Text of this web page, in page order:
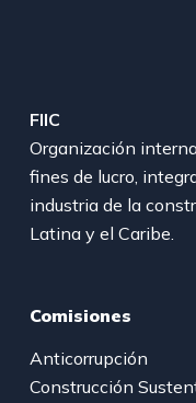
FIIC
Organización
fines de lucro,
industria de la
Latina y el Caribe.
Comisiones
Anticorrupción
Construcción